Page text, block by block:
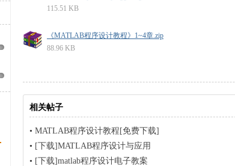
115.51 KB
《MATLAB程序设计教程》1~4章.zip
88.96 KB
相关帖子
• MATLAB程序设计教程[免费下载]
• [下载]MATLAB程序设计与应用
• [下载]matlab程序设计电子教案